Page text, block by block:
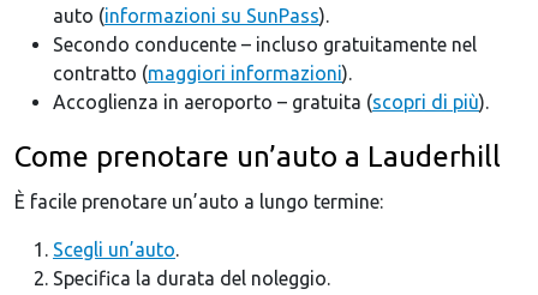
auto (informazioni su SunPass).
Secondo conducente – incluso gratuitamente nel
contratto (maggiori informazioni).
Accoglienza in aeroporto – gratuita (scopri di più).
Come prenotare un’auto a Lauderhill
È facile prenotare un’auto a lungo termine:
Scegli un’auto.
Specifica la durata del noleggio.